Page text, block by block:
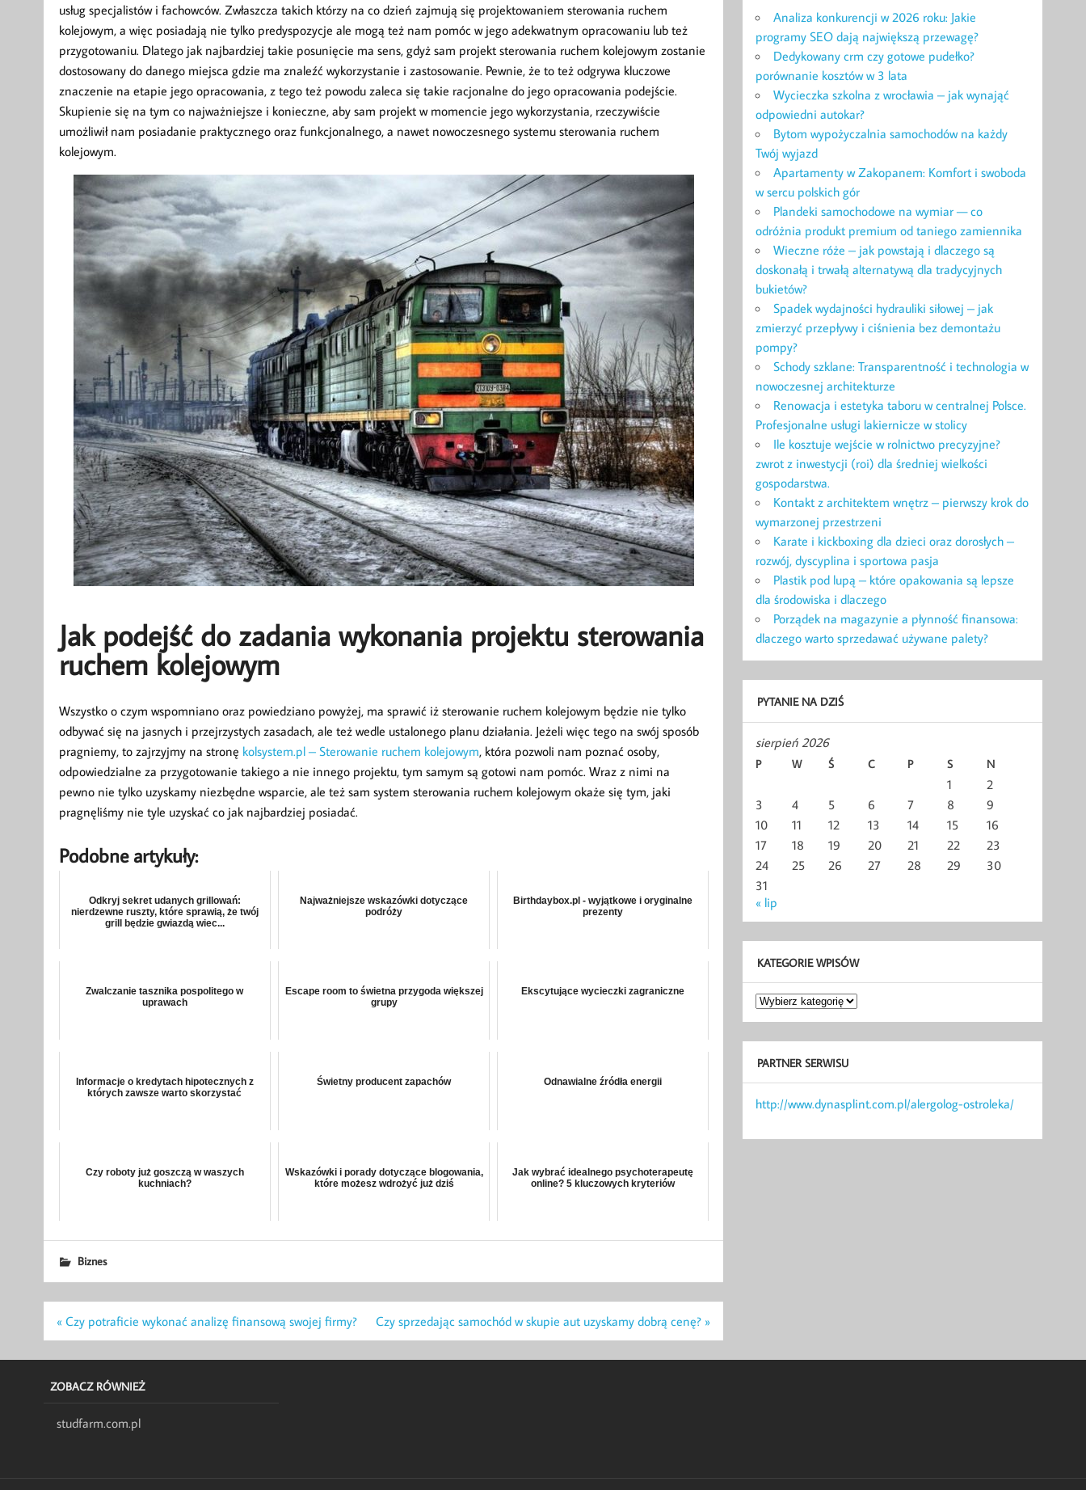
usług specjalistów i fachowców. Zwłaszcza takich którzy na co dzień zajmują się projektowaniem sterowania ruchem
kolejowym, a więc posiadają nie tylko predyspozycje ale mogą też nam pomóc w jego adekwatnym opracowaniu lub też
przygotowaniu. Dlatego jak najbardziej takie posunięcie ma sens, gdyż sam projekt sterowania ruchem kolejowym zostanie
dostosowany do danego miejsca gdzie ma znaleźć wykorzystanie i zastosowanie. Pewnie, że to też odgrywa kluczowe
znaczenie na etapie jego opracowania, z tego też powodu zaleca się takie racjonalne do jego opracowania podejście.
Skupienie się na tym co najważniejsze i konieczne, aby sam projekt w momencie jego wykorzystania, rzeczywiście
umożliwił nam posiadanie praktycznego oraz funkcjonalnego, a nawet nowoczesnego systemu sterowania ruchem
kolejowym.
Jak podejść do zadania wykonania projektu sterowania
ruchem kolejowym
Wszystko o czym wspomniano oraz powiedziano powyżej, ma sprawić iż sterowanie ruchem kolejowym będzie nie tylko
odbywać się na jasnych i przejrzystych zasadach, ale też wedle ustalonego planu działania. Jeżeli więc tego na swój sposób
pragniemy, to zajrzyjmy na stronę kolsystem.pl – Sterowanie ruchem kolejowym, która pozwoli nam poznać osoby,
odpowiedzialne za przygotowanie takiego a nie innego projektu, tym samym są gotowi nam pomóc. Wraz z nimi na
pewno nie tylko uzyskamy niezbędne wsparcie, ale też sam system sterowania ruchem kolejowym okaże się tym, jaki
pragnęliśmy nie tyle uzyskać co jak najbardziej posiadać.
Podobne artykuły:
Odkryj sekret udanych grillowań:
nierdzewne ruszty, które sprawią, że twój
grill będzie gwiazdą wiec...
Najważniejsze wskazówki dotyczące
podróży
Birthdaybox.pl - wyjątkowe i oryginalne
prezenty
Zwalczanie tasznika pospolitego w
uprawach
Escape room to świetna przygoda większej
grupy
Ekscytujące wycieczki zagraniczne
Informacje o kredytach hipotecznych z
których zawsze warto skorzystać
Świetny producent zapachów Odnawialne źródła energii
Czy roboty już goszczą w waszych
kuchniach?
Wskazówki i porady dotyczące blogowania,
które możesz wdrożyć już dziś
Jak wybrać idealnego psychoterapeutę
online? 5 kluczowych kryteriów
Biznes
Nawigacja
wpisu
« Czy potraficie wykonać analizę finansową swojej firmy? Czy sprzedając samochód w skupie aut uzyskamy dobrą cenę? »
Analiza konkurencji w 2026 roku: Jakie
programy SEO dają największą przewagę?
Dedykowany crm czy gotowe pudełko?
porównanie kosztów w 3 lata
Wycieczka szkolna z wrocławia – jak wynająć
odpowiedni autokar?
Bytom wypożyczalnia samochodów na każdy
Twój wyjazd
Apartamenty w Zakopanem: Komfort i swoboda
w sercu polskich gór
Plandeki samochodowe na wymiar — co
odróżnia produkt premium od taniego zamiennika
Wieczne róże – jak powstają i dlaczego są
doskonałą i trwałą alternatywą dla tradycyjnych
bukietów?
Spadek wydajności hydrauliki siłowej – jak
zmierzyć przepływy i ciśnienia bez demontażu
pompy?
Schody szklane: Transparentność i technologia w
nowoczesnej architekturze
Renowacja i estetyka taboru w centralnej Polsce.
Profesjonalne usługi lakiernicze w stolicy
Ile kosztuje wejście w rolnictwo precyzyjne?
zwrot z inwestycji (roi) dla średniej wielkości
gospodarstwa.
Kontakt z architektem wnętrz – pierwszy krok do
wymarzonej przestrzeni
Karate i kickboxing dla dzieci oraz dorosłych –
rozwój, dyscyplina i sportowa pasja
Plastik pod lupą – które opakowania są lepsze
dla środowiska i dlaczego
Porządek na magazynie a płynność finansowa:
dlaczego warto sprzedawać używane palety?
PYTANIE NA DZIŚ
sierpień 2026
P W Ś C P S N
1
2
3
4 5 6 7 8
9
10
11 12 13 14 15
16
17
18 19 20 21 22
23
24
25 26 27 28 29
30
31
« lip
KATEGORIE WPISÓW
Kategorie
wpisów
PARTNER SERWISU
http://www.dynasplint.com.pl/alergolog-ostroleka/
ZOBACZ RÓWNIEŻ
studfarm.com.pl